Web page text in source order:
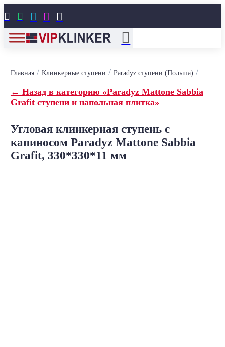
    
Главная/ Клинкерные ступени / Paradyz ступени (Польша) /
← Назад в категорию «Paradyz Mattone Sabbia
Grafit ступени и напольная плитка»
Угловая клинкерная ступень с
капиносом Paradyz Mattone Sabbia
Grafit, 330*330*11 мм